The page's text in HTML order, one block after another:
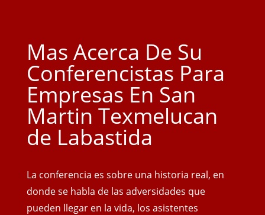
Mas Acerca De Su
Conferencistas Para
Empresas En San
Martin Texmelucan
de Labastida
La conferencia es sobre una historia real, en
donde se habla de las adversidades que
pueden llegar en la vida, los asistentes